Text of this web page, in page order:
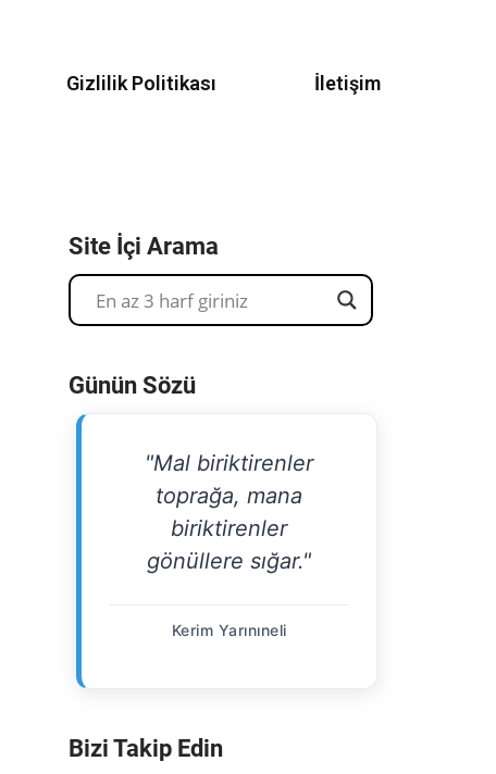
Gizlilik Politikası İletişim
Site İçi Arama
Günün Sözü
"Mal biriktirenler
toprağa, mana
biriktirenler
gönüllere sığar."
Kerim Yarınıneli
Bizi Takip Edin